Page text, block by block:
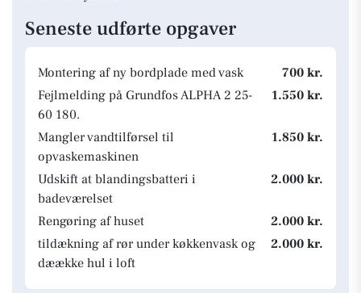
Seneste udførte opgaver
Montering af ny bordplade med vask
700 kr.
Fejlmelding på Grundfos ALPHA 2 25-
60 180.
1.550 kr.
Mangler vandtilførsel til
opvaskemaskinen
1.850 kr.
Udskift at blandingsbatteri i
badeværelset
2.000 kr.
Rengøring af huset
2.000 kr.
tildækning af rør under køkkenvask og
dæække hul i loft
2.000 kr.